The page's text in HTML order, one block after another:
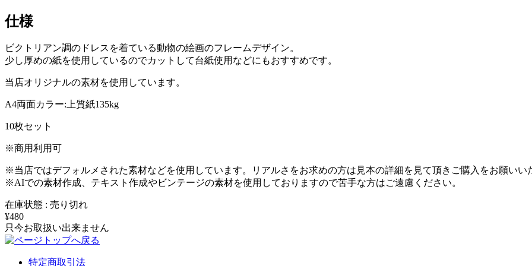
仕様
ビクトリアン調のドレスを着ている動物の絵画のフレームデザイン。
少し厚めの紙を使用しているのでカットして台紙使用などにもおすすめです。
当店オリジナルの素材を使用しています。
A4両面カラー:上質紙135kg
10枚セット
※商用利用可
※当店ではデフォルメされた素材などを使用しています。リアルさをお求めの方は見本の詳細を見て頂きご購入をお願いい
※AIでの素材作成、テキスト作成やビンテージの素材を使用しておりますので苦手な方はご遠慮ください。
在庫状態 : 売り切れ
¥480
只今お取扱い出来ません
特定商取引法